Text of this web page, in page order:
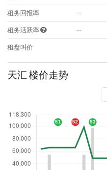
租务回报率 --
租务活跃率 --
租盘叫价
天汇 楼价走势